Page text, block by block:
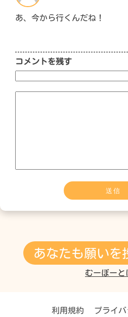
あ、今から行くんだね！
コメントを残す
あなたも願いを
むーぼーと
利用規約 プライ